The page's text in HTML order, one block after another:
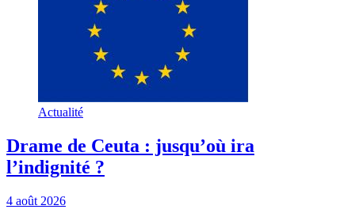
Actualité
Drame de Ceuta : jusqu’où ira
l’indignité ?
4 août 2026